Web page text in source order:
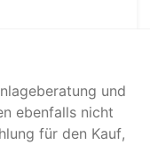
und
ebenfalls nicht
für den Kauf,